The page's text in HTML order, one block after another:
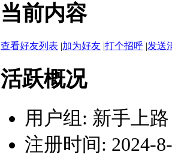
当前内容
查看好友列表 |加为好友 |打个招呼 |发送
活跃概况
用户组: 新手上路
注册时间: 2024-